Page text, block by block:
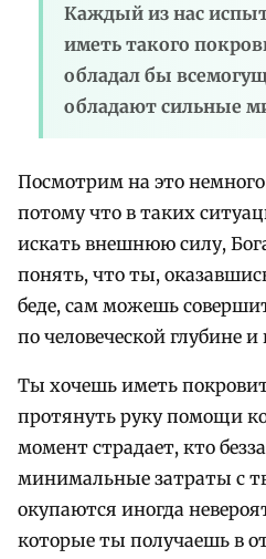
Каждый из нас
иметь такого
обладал бы
обладают сильные
Посмотрим на это
потому что в таких
искать внешнюю силу,
понять, что ты,
беде, сам можешь
по человеческой глубине
Ты хочешь иметь
протянуть руку помощи
момент страдает, кто
минимальные затраты с
окупаются иногда
которые ты получаешь в